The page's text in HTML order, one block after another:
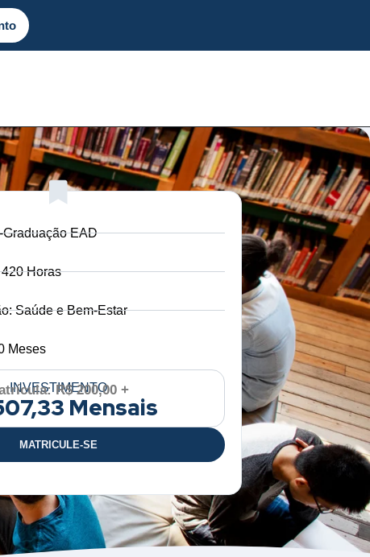
EAD
Horas
Saúde e Bem-Estar
Meses
INVESTIMENTO
R$ 200,00 +
Mensais
MATRICULE-SE